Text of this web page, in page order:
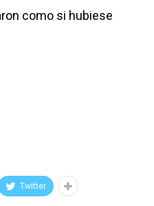
como si hubiese
Twitter